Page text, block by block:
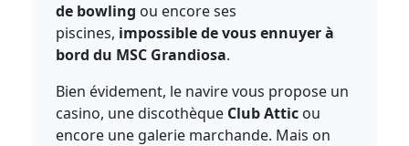
de bowling ou encore ses
piscines, impossible de vous ennuyer à
bord du MSC Grandiosa.
Bien évidement, le navire vous propose un
casino, une discothèque Club Attic ou
encore une galerie marchande. Mais on